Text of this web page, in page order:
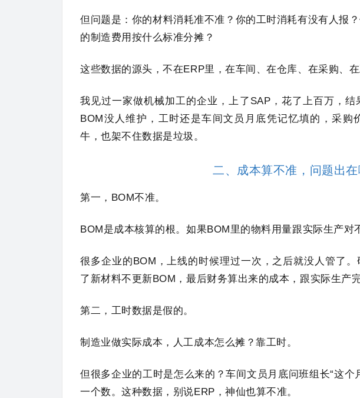
但问题是：你的材料消耗准不准？你的工时消耗有没有人报
的制造费用按什么标准分摊？
这些数据的源头，不在ERP里，在车间、在仓库、在采购、在
我见过一家做机械加工的企业，上了SAP，花了上百万，
BOM没人维护，工时还是车间文员月底凭记忆填的，采购
牛，也架不住数据是垃圾。
二、成本算不准，问题出在
第一，BOM不准。
BOM是成本核算的根。如果BOM里的物料用量跟实际生产对
很多企业的BOM，上线的时候理过一次，之后就没人管了
了新材料不更新BOM，最后财务算出来的成本，跟实际生产完
第二，工时数据是假的。
制造业做实际成本，人工成本怎么摊？靠工时。
但很多企业的工时是怎么来的？车间文员月底问班组长“这个
一个数。这种数据，别说ERP，神仙也算不准。